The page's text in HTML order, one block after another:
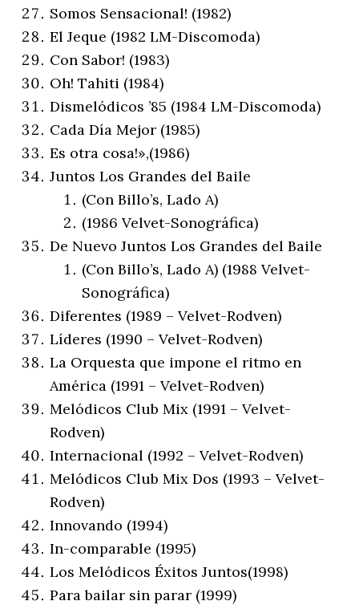
Somos Sensacional! (1982)
El Jeque (1982 LM-Discomoda)
Con Sabor! (1983)
Oh! Tahiti (1984)
Dismelódicos ’85 (1984 LM-Discomoda)
Cada Día Mejor (1985)
Es otra cosa!»,(1986)
Juntos Los Grandes del Baile
(Con Billo’s, Lado A)
(1986 Velvet-Sonográfica)
De Nuevo Juntos Los Grandes del Baile
(Con Billo’s, Lado A) (1988 Velvet-
Sonográfica)
Diferentes (1989 – Velvet-Rodven)
Líderes (1990 – Velvet-Rodven)
La Orquesta que impone el ritmo en
América (1991 – Velvet-Rodven)
Melódicos Club Mix (1991 – Velvet-
Rodven)
Internacional (1992 – Velvet-Rodven)
Melódicos Club Mix Dos (1993 – Velvet-
Rodven)
Innovando (1994)
In-comparable (1995)
Los Melódicos Éxitos Juntos(1998)
Para bailar sin parar (1999)